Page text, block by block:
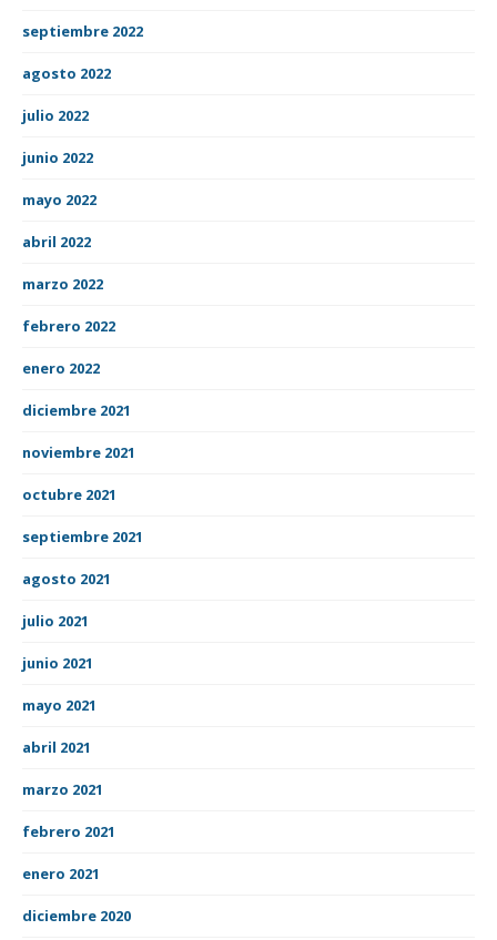
septiembre 2022
agosto 2022
julio 2022
junio 2022
mayo 2022
abril 2022
marzo 2022
febrero 2022
enero 2022
diciembre 2021
noviembre 2021
octubre 2021
septiembre 2021
agosto 2021
julio 2021
junio 2021
mayo 2021
abril 2021
marzo 2021
febrero 2021
enero 2021
diciembre 2020